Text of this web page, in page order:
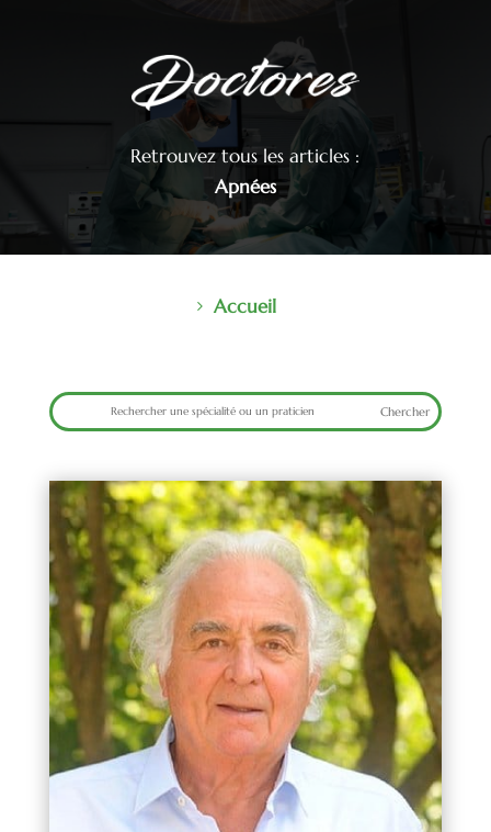
Retrouvez tous les articles :
Apnées
Accueil